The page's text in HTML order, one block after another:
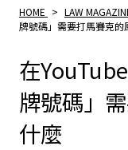
HOME > LAW
牌號碼」需要打馬賽克的
在
牌號碼」
什麼